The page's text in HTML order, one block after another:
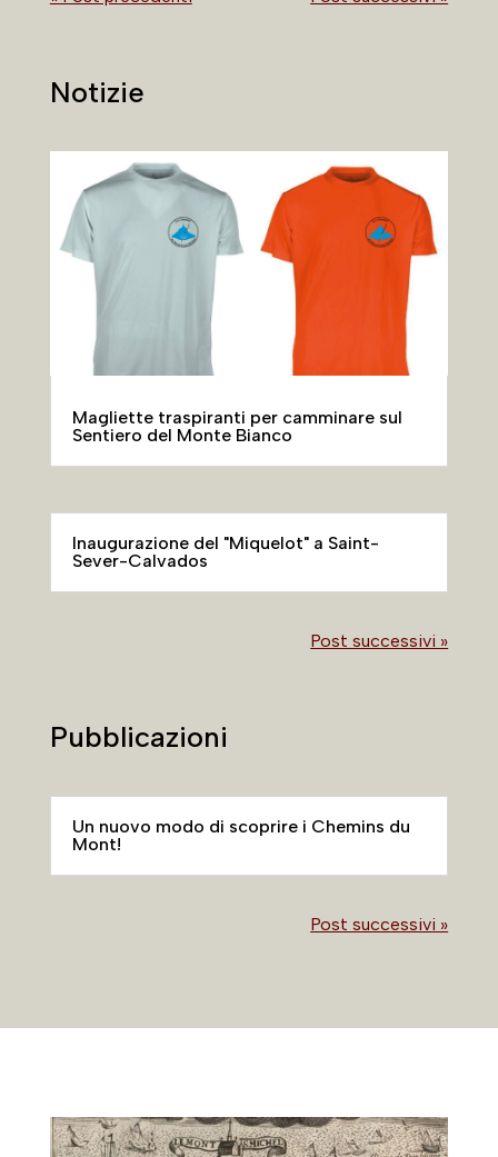
Notizie
Magliette traspiranti per camminare sul
Sentiero del Monte Bianco
Inaugurazione del "Miquelot" a Saint-
Sever-Calvados
Post successivi »
Pubblicazioni
Un nuovo modo di scoprire i Chemins du
Mont!
Post successivi »